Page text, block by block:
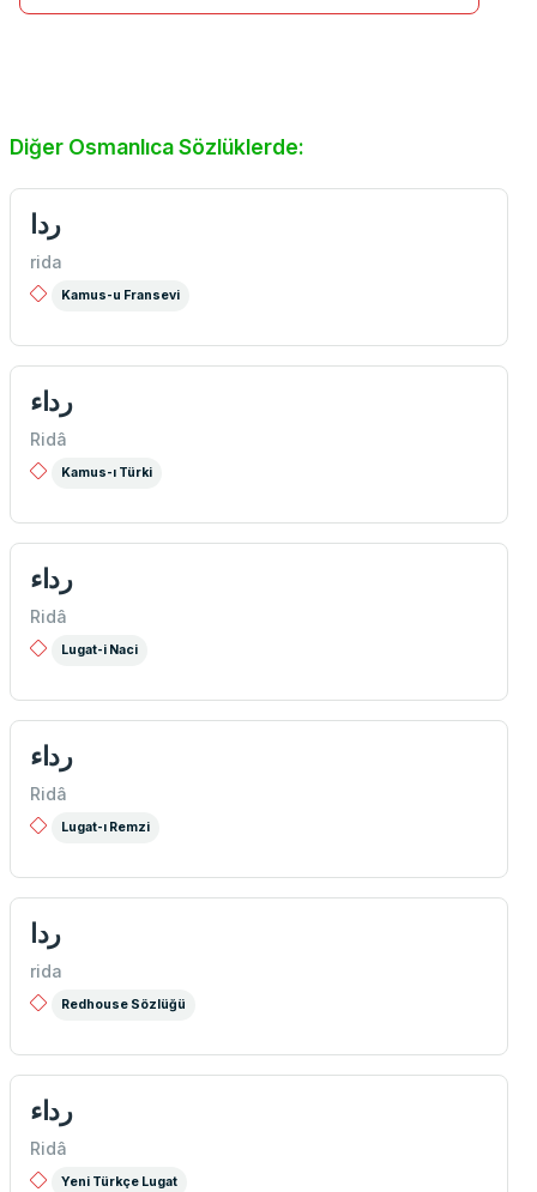
Diğer Osmanlıca Sözlüklerde:
ردا
rida
Kamus-u Fransevi
رداء
Ridâ
Kamus-ı Türki
رداء
Ridâ
Lugat-i Naci
رداء
Ridâ
Lugat-ı Remzi
ردا
rida
Redhouse Sözlüğü
رداء
Ridâ
Yeni Türkçe Lugat